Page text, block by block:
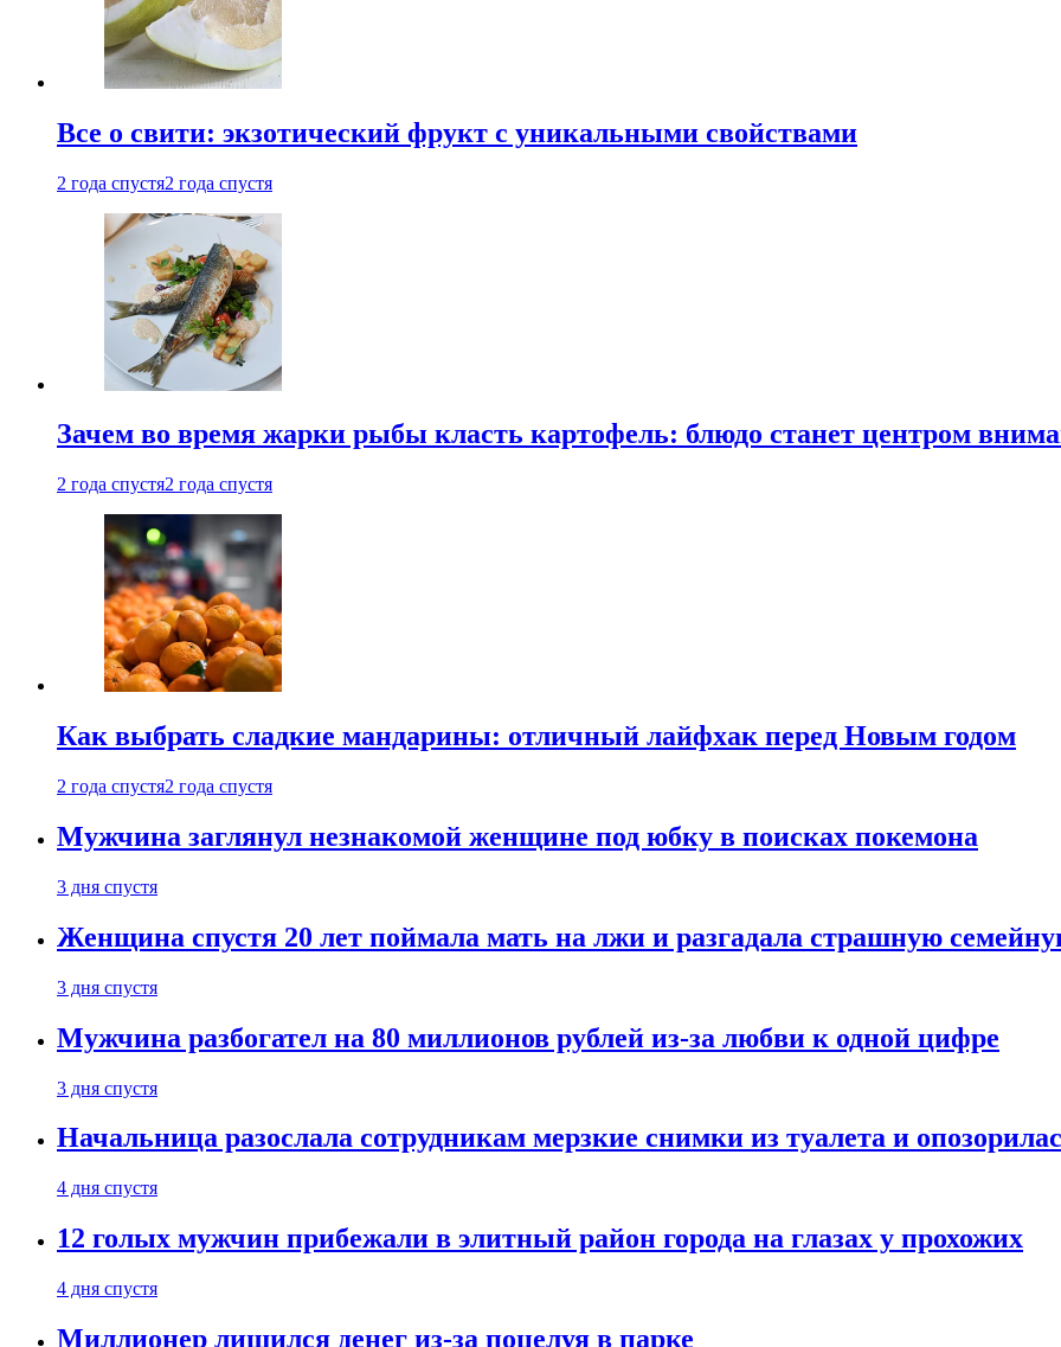
Все о свити: экзотический фрукт с уникальными свойствами
2 года спустя2 года спустя
Зачем во время жарки рыбы класть картофель: блюдо станет центром
2 года спустя2 года спустя
Как выбрать сладкие мандарины: отличный лайфхак перед Новым годом
2 года спустя2 года спустя
Мужчина заглянул незнакомой женщине под юбку в поисках покемона
3 дня спустя
Женщина спустя 20 лет поймала мать на лжи и разгадала страшную
3 дня спустя
Мужчина разбогател на 80 миллионов рублей из-за любви к одной цифре
3 дня спустя
Начальница разослала сотрудникам мерзкие снимки из туалета и
4 дня спустя
12 голых мужчин прибежали в элитный район города на глазах у прохожих
4 дня спустя
Миллионер лишился денег из-за поцелуя в парке